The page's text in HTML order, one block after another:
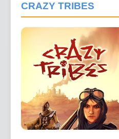
CRAZY TRIBES